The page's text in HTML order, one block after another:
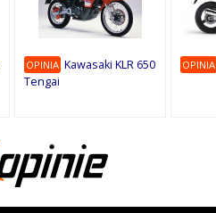
OPINIA Kawasaki KLR 650
Tengai
OPINIA